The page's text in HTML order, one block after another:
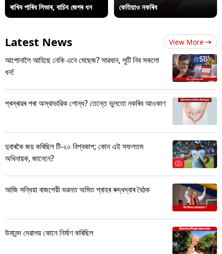
ৰাখিব পাৰিব লিভাৰ, বাচিব জেপৰ ধন
কেতিয়াও নকৰিব
Latest News View More
আপোনালৈ আহিছে নেকি এনে মেছেজ? সাৱধান, লুটি নিব সকলো
ধন!
প্ৰস্ৰাৱৰ পৰা অস্বাভাৱিক গোন্ধ? তেন্তে ভুলতো নকৰিব আওকাণ
দুবাৰকৈ জয় কৰিছিল টি-২০ বিশ্বকাপ; কোন এই সফলতম
অধিনায়ক, জানেনে?
আজি সন্ধিয়া বাজপেয়ী ভৱনত অমিত শ্বাহৰ ৰুদ্ধদ্বাৰ বৈঠক
উমানন্দ দেৱালয় কোনে নিৰ্মাণ কৰিছিল